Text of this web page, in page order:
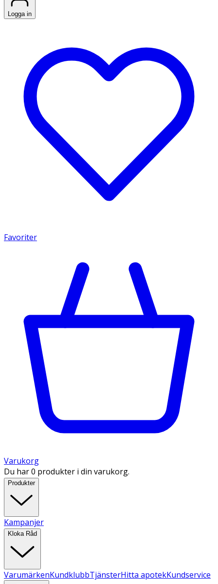
Logga in
Favoriter
Varukorg
Du har 0 produkter i din varukorg.
Produkter
Kampanjer
Kloka Råd
VarumärkenKundklubbTjänsterHitta apotekKundservice